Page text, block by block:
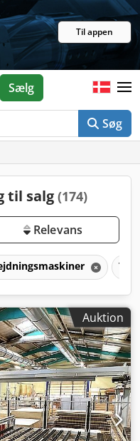
Til appen
Søg
Sælg
til salg (174)
Relevans
Auktion